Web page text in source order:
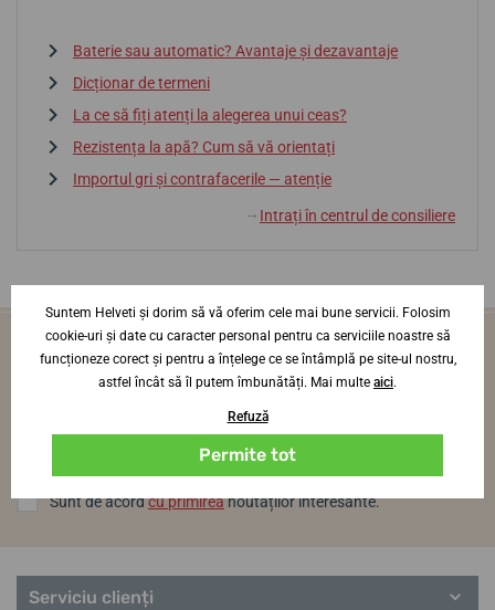
Baterie sau automatic? Avantaje și dezavantaje
Dicționar de termeni
La ce să fiți atenți la alegerea unui ceas?
Rezistența la apă? Cum să vă orientați
Importul gri și contrafacerile — atenție
↓ Intrați în centrul de consiliere
Vei fi primul care află noutăți din lumea
ceasurilor
O dată pe lună, direct pe adresa ta de e-mail
Sunt de acordcu primireanoutăților interesante.
Serviciu clienți
Suntem Helveti și dorim să vă oferim cele mai bune servicii. Folosim
cookie-uri și date cu caracter personal pentru ca serviciile noastre să
funcționeze corect și pentru a înțelege ce se întâmplă pe site-ul nostru,
astfel încât să îl putem îmbunătăți. Mai multe aici.
Refuză
Permite tot